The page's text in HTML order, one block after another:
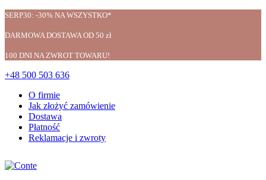
SERP30: -30% NA WSZYSTKO*
DARMOWA DOSTAWA OD 50 zł
100 DNI NA ZWROT TOWARU!
+48 500 503 636
O firmie
Jak złożyć zamówienie
Dostawa
Płatność
Reklamacje i zwroty